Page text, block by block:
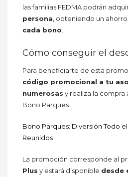
las familias FEDMA podrán
persona , obteniendo un
cada bono
Cómo conseguir el
Para beneficiarte de esta
código promocional a tu
numerosas y realiza la compra
Bono Parques.
Bono Parques: Diversión Todo
Reunidos
La promoción corresponde al
Plus y estará disponible desde